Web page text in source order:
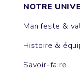
NOTRE
Manifeste &
Histoire &
Savoir-faire